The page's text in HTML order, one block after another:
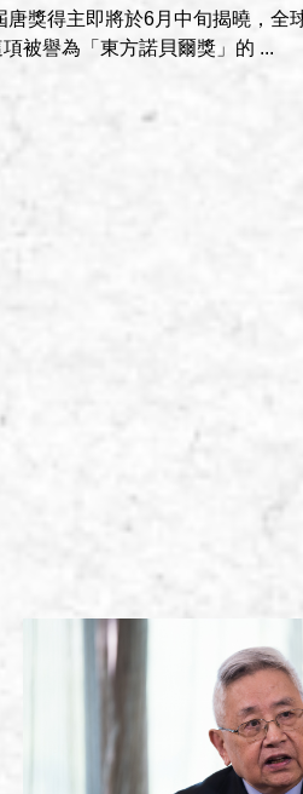
唐獎得主即將於6月中旬揭曉，全
被譽為「東方諾貝爾獎」的 ...